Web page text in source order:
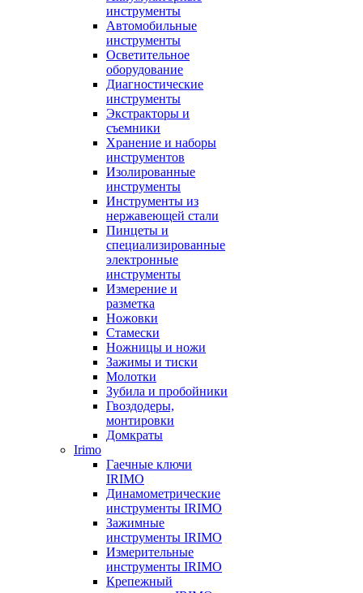
инструменты
Автомобильные
инструменты
Осветительное
оборудование
Диагностические
инструменты
Экстракторы и
съемники
Хранение и наборы
инструментов
Изолированные
инструменты
Инструменты из
нержавеющей стали
Пинцеты и
специализированные
электронные
инструменты
Измерение и
разметка
Ножовки
Стамески
Ножницы и ножи
Зажимы и тиски
Молотки
Зубила и пробойники
Гвоздодеры,
монтировки
Домкраты
Irimo
Гаечные ключи
IRIMO
Динамометрические
инструменты IRIMO
Зажимные
инструменты IRIMO
Измерительные
инструменты IRIMO
Крепежный